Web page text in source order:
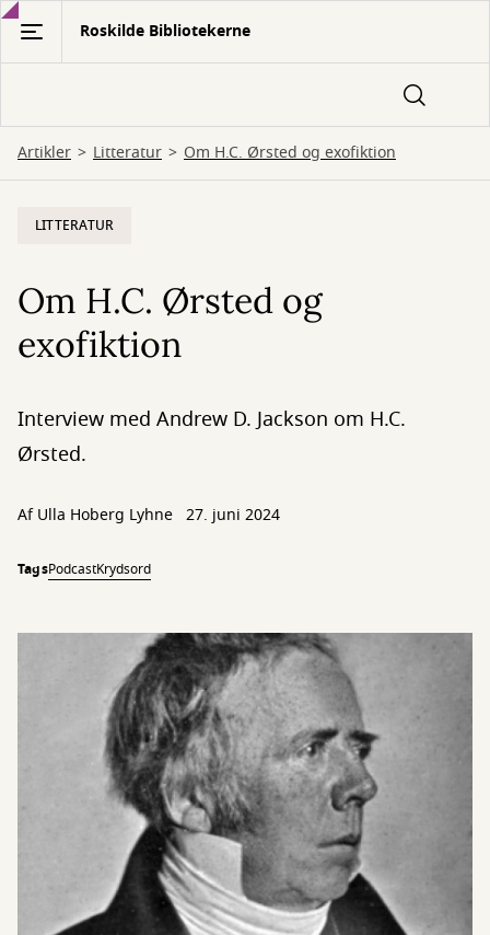
Gå
hovedindhold
Roskilde Bibliotekerne
Artikler Litteratur Om H.C. Ørsted og exofiktion
LITTERATUR
Om H.C. Ørsted og
exofiktion
Interview med Andrew D. Jackson om H.C.
Ørsted.
Af Ulla Hoberg Lyhne 27. juni 2024
TagsPodcastKrydsord